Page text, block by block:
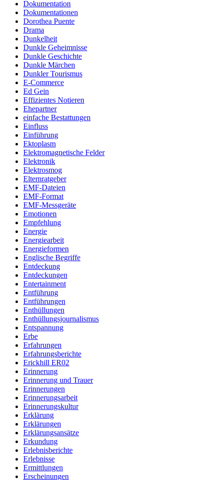
Dokumentation
Dokumentationen
Dorothea Puente
Drama
Dunkelheit
Dunkle Geheimnisse
Dunkle Geschichte
Dunkle Märchen
Dunkler Tourismus
E-Commerce
Ed Gein
Effizientes Notieren
Ehepartner
einfache Bestattungen
Einfluss
Einführung
Ektoplasm
Elektromagnetische Felder
Elektronik
Elektrosmog
Elternratgeber
EMF-Dateien
EMF-Format
EMF-Messgeräte
Emotionen
Empfehlung
Energie
Energiearbeit
Energieformen
Englische Begriffe
Entdeckung
Entdeckungen
Entertainment
Entführung
Entführungen
Enthüllungen
Enthüllungsjournalismus
Entspannung
Erbe
Erfahrungen
Erfahrungsberichte
Erickhill ER02
Erinnerung
Erinnerung und Trauer
Erinnerungen
Erinnerungsarbeit
Erinnerungskultur
Erklärung
Erklärungen
Erklärungsansätze
Erkundung
Erlebnisberichte
Erlebnisse
Ermittlungen
Erscheinungen